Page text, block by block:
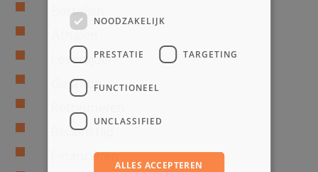
Bestellen
Afhalen
Levertijden
Garantie
Retourneren
Bedenktijd
Financieren
NOODZAKELIJK
PRESTATIE TARGETING
FUNCTIONEEL
UNCLASSIFIED
ALLES ACCEPTEREN